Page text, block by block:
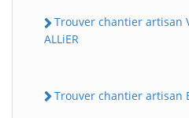
Trouver chantier artisan
ALLiER
Trouver chantier artisan